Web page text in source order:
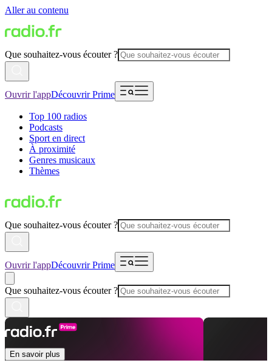
Aller au contenu
Que souhaitez-vous écouter ?
Ouvrir l'appDécouvrir Prime
Top 100 radios
Podcasts
Sport en direct
À proximité
Genres musicaux
Thèmes
Que souhaitez-vous écouter ?
Ouvrir l'appDécouvrir Prime
Que souhaitez-vous écouter ?
En savoir plus